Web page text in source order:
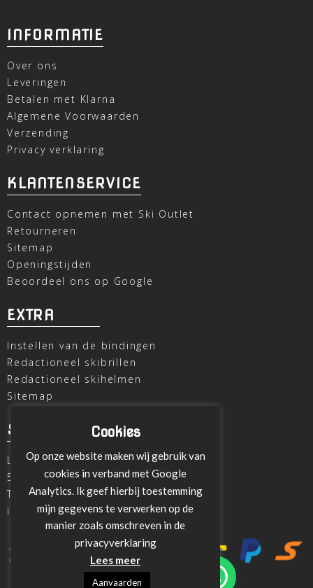
INFORMATIE
Over ons
Leveringen
Betalen met Klarna
Algemene Voorwaarden
Verzending
Privacy verklaring
KLANTENSERVICE
Contact opnemen met Ski Outlet
Retourneren
Sitemap
Openingstijden
Beoordeel ons op Google
EXTRA
Instellen van de bindingen
Redactioneel skibrillen
Redactioneel skihelmen
Sitemap
SKI OUTLET
Laagheidehof 8
5804 XC Venray
T
+31 478 515696
info@ski-outlet-venray.nl
Cookies
Op onze website maken wij gebruik van
cookies in verband met Google
Analytics. Ik geef hierbij toestemming
mijn gegevens te verwerken op de
manier zoals omschreven in de
privacyverklaring
Lees meer
Aanvaarden